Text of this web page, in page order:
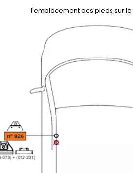
l'emplacement des pieds sur